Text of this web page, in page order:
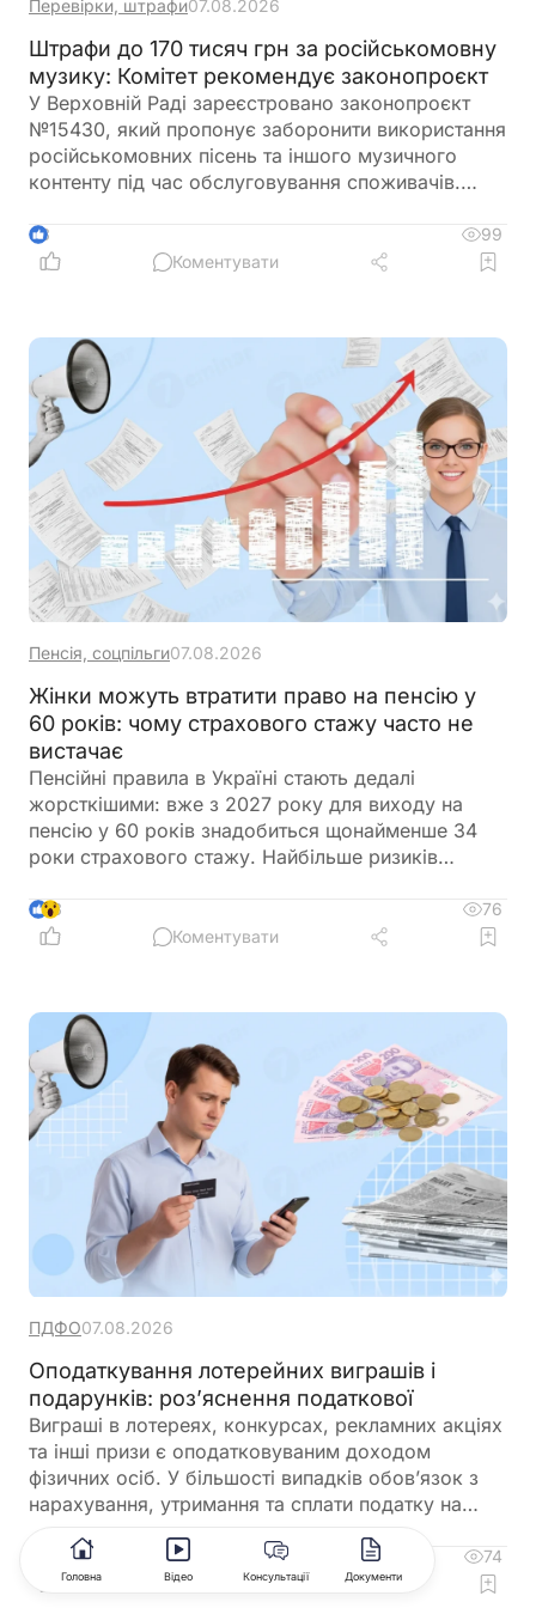
Перевірки, штрафи07.08.2026
Штрафи до 170 тисяч грн за російськомовну
музику: Комітет рекомендує законопроєкт
У Верховній Раді зареєстровано законопроєкт
№15430, який пропонує заборонити використання
російськомовних пісень та іншого музичного
контенту під час обслуговування споживачів.
громадського харчування, магазини, салони
краси, торговельні центри та інші суб'єкти сфери
клієнтів. За порушення нових вимог пропонується
запровадити значні штрафи – від 8 500 грн за
перше порушення до 170 000 грн за систематичне
недотримання правил
3
99
Коментувати
Пенсія, соцпільги07.08.2026
Жінки можуть втратити право на пенсію у
60 років: чому страхового стажу часто не
вистачає
Пенсійні правила в Україні стають дедалі
жорсткішими: вже з 2027 року для виходу на
пенсію у 60 років знадобиться щонайменше 34
роки страхового стажу. Найбільше ризиків
які через декретні відпустки, догляд за рідними
або неофіційну зайнятість часто не накопичують
3
76
Коментувати
ПДФО07.08.2026
Оподаткування лотерейних виграшів і
подарунків: роз’яснення податкової
Виграші в лотереях, конкурсах, рекламних акціях
та інші призи є оподатковуваним доходом
фізичних осіб. У більшості випадків обов’язок з
нарахування, утримання та сплати податку на
покладається на організатора розіграшу або
оператора лотереї
74
Коментувати
Головна Відео Консультації Документи